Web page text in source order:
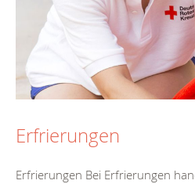
Erfrierungen
Erfrierungen Bei Erfrierungen